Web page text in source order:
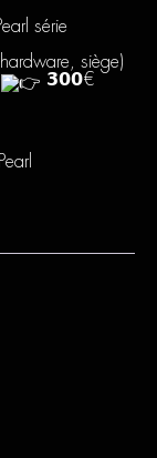
série
hardware, siège)
𝟯𝟬𝟬€
Pearl